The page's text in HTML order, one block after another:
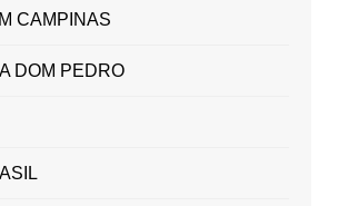
CAMPINAS
DOM PEDRO